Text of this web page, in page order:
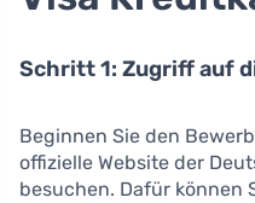
Schritt 1: Zugriff auf
Beginnen Sie den
offizielle Website der
besuchen. Dafür können